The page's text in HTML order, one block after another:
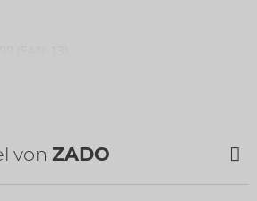
von ZADO